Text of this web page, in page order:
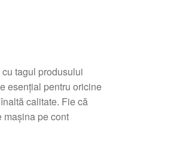
tagul produsului
esențial pentru oricine
calitate. Fie că
mașina pe cont